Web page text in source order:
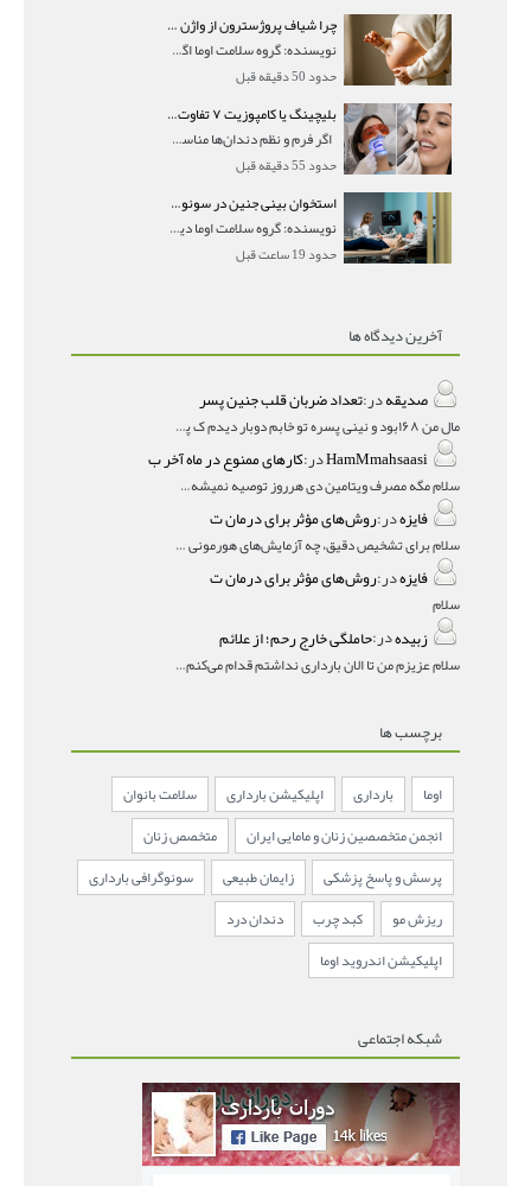
چرا شیاف پروژسترون از واژن بیرون می‌ریزد؟ میزان جذب و زمان صحیح مصرف
نویسنده: گروه سلامت اوما اگر بعد از گذاشتن شیاف پر
حدود 50 دقیقه قبل
بلیچینگ یا کامپوزیت ۷ تفاوت مهم برای انتخاب درست
اگر فرم و نظم دندان‌ها مناسب است و مشکل
حدود 55 دقیقه قبل
استخوان بینی جنین در سونوگرافی؛ دیده نشدن یا دیر تشکیل شدن آن چه معنایی دارد؟
نویسنده: گروه سلامت اوما دیده نشدن استخوان بینی جن
حدود 19 ساعت قبل
آخرین دیدگاه ها
صدیقهدر:تعداد ضربان قلب جنین پسر
مال من ۱۶۸بود و نینی پسره تو خابم دوبار دیدم ک پسره
HamMmahsaasiدر:کارهای ممنوع در ماه آخر ب
سلام مگه مصرف ویتامین دی هرروز توصیه نمیشه؟درمقاله میگه
فایزهدر:روش‌های مؤثر برای درمان ت
سلام برای تشخیص دقیق، چه آزمایش‌های هورمونی و چه سونوگر
فایزهدر:روش‌های مؤثر برای درمان ت
سلام
زبیدهدر:حاملگی خارج رحم؛ از علائم
سلام عزیزم من تا الان بارداری نداشتم قدام می‌کنم باردار
برچسب ها
اوما بارداری اپلیکیشن بارداری
سلامت بانوان
انجمن متخصصین زنان و مامایی ایران
متخصص زنان
پرسش و پاسخ پزشکی
زایمان طبیعی
سونوگرافی بارداری
ریزش مو
کبد چرب
دندان درد
اپلیکیشن اندروید اوما
شبکه اجتماعی